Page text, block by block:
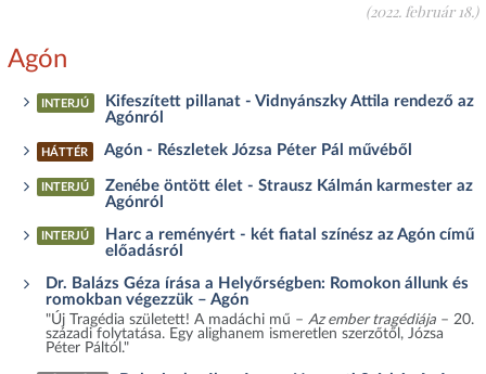
(2022. február 18.)
Agón
INTERJÚ
Kifeszített pillanat - Vidnyánszky Attila rendező az
Agónról
HÁTTÉR Agón - Részletek Józsa Péter Pál művéből
INTERJÚ
Zenébe öntött élet - Strausz Kálmán karmester az
Agónról
INTERJÚ
Harc a reményért - két fiatal színész az Agón című
előadásról
Dr. Balázs Géza írása a Helyőrségben: Romokon állunk és
romokban végezzük – Agón
"Új Tragédia született! A madáchi mű – Az ember tragédiája– 20.
századi folytatása. Egy alighanem ismeretlen szerzőtől, Józsa
Péter Páltól."